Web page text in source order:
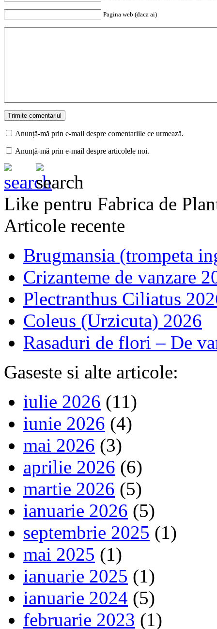
Pagina web (daca ai)
Anunță-mă prin e-mail despre comentariile ce urmează.
Anunță-mă prin e-mail despre articolele noi.
Like pentru Fabrica de
Articole recente
Brugmansia (trompeta
Crizanteme de vanzare
Plectranthus Ciliatus
Coleus (Urzicuta) 2026
Rasaduri de flori – De
Gaseste si alte articole:
iulie 2026 (11)
iunie 2026 (4)
mai 2026 (3)
aprilie 2026 (6)
martie 2026 (5)
ianuarie 2026 (5)
septembrie 2025 (1)
mai 2025 (1)
ianuarie 2025 (1)
ianuarie 2024 (5)
februarie 2023 (1)